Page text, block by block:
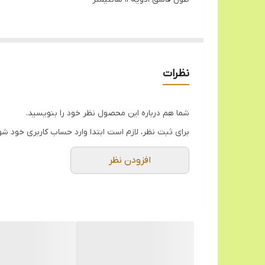
نظرات
شما هم درباره این محصول نظر خود را بنویسید.
برای ثبت نظر، لازم است ابتدا وارد حساب کاربری خود
افزودن نظر